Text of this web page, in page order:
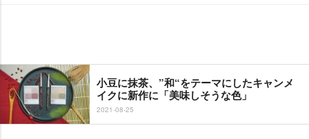
小豆に抹茶、”和“をテーマにしたキャンメ
イクに新作に「美味しそうな色」
2021-08-25